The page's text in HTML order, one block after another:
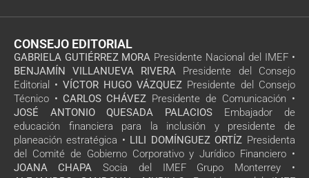
CONSEJO EDITORIAL
GABRIELA GUTIÉRREZ MORA Presidente Nacional del IMEF •
BENJAMÍN VILLANUEVA RIVERA Presidente del Consejo
Editorial • VÍCTOR HUGO VÁZQUEZ Presidente del Consejo
Técnico • CARLOS CHÁVEZ Presidente de Comunicación •
JOSÉ ANTONIO QUESADA PALACIOS Embajador de
educación financiera para la inclusión y presidente de
planeación estratégica • LILI DOMÍNGUEZ ORTÍZ Presidenta
del Comité de Gobierno Corporativo y Jurídico Financiero •
JOANA CHAPA Socia del IMEF Grupo Monterrey •